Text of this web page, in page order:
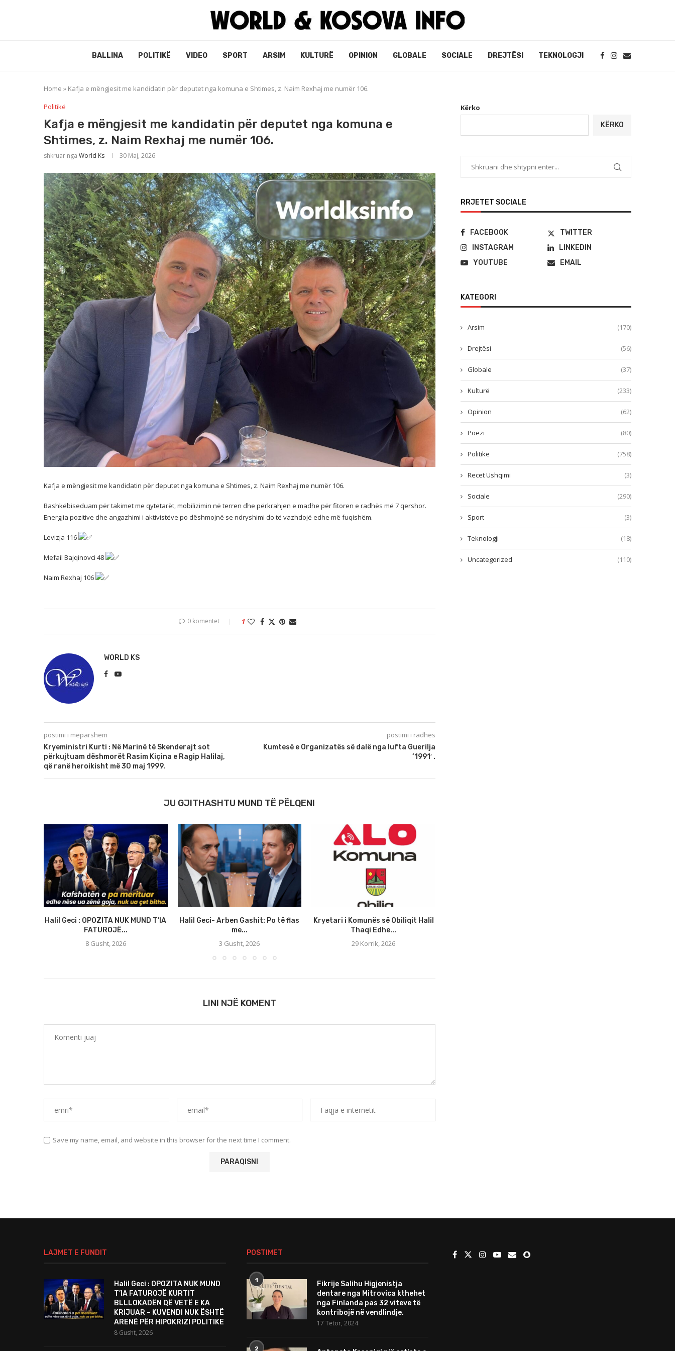
BALLINA POLITIKË VIDEO SPORT ARSIM KULTURË OPINION GLOBALE SOCIALE DREJTËSI TEKNOLOGJI
Home » Kafja e mëngjesit me kandidatin për deputet nga komuna e Shtimes, z. Naim Rexhaj me numër 106.
Politikë
Kafja e mëngjesit me kandidatin për deputet nga komuna e
Shtimes, z. Naim Rexhaj me numër 106.
shkruar nga World Ks 30 Maj, 2026
Kafja e mëngjesit me kandidatin për deputet nga komuna e Shtimes, z. Naim Rexhaj me numër 106.
Bashkëbiseduam për takimet me qytetarët, mobilizimin në terren dhe përkrahjen e madhe për fitoren e radhës më 7 qershor.
Energjia pozitive dhe angazhimi i aktivistëve po dëshmojnë se ndryshimi do të vazhdojë edhe më fuqishëm.
Levizja 116
Mefail Bajqinovci 48
Naim Rexhaj 106
0 komentet 1
WORLD KS
postimi i mëparshëm
Kryeministri Kurti : Në Marinë të Skenderajt sot
përkujtuam dëshmorët Rasim Kiçina e Ragip Halilaj,
që ranë heroikisht më 30 maj 1999.
postimi i radhës
Kumtesë e Organizatës së dalë nga lufta Guerilja
‘1991′ .
JU GJITHASHTU MUND TË PËLQENI
Halil Geci : OPOZITA NUK MUND T’IA
FATUROJË...
8 Gusht, 2026
Halil Geci- Arben Gashit: Po të flas
me...
3 Gusht, 2026
Kryetari i Komunës së Obiliqit Halil
Thaqi Edhe...
29 Korrik, 2026
LINI NJË KOMENT
Save my name, email, and website in this browser for the next time I comment.
Kërko
KËRKO
RRJETET SOCIALE
FACEBOOK
TWITTER
INSTAGRAM
LINKEDIN
YOUTUBE
EMAIL
KATEGORI
Arsim (170)
Drejtësi (56)
Globale (37)
Kulturë (233)
Opinion (62)
Poezi (80)
Politikë (758)
Recet Ushqimi (3)
Sociale (290)
Sport (3)
Teknologji (18)
Uncategorized (110)
LAJMET E FUNDIT
Halil Geci : OPOZITA NUK MUND
T’IA FATUROJË KURTIT
BLLLOKADËN QË VETË E KA
KRIJUAR – KUVENDI NUK ËSHTË
ARENË PËR HIPOKRIZI POLITIKE
8 Gusht, 2026
POSTIMET
1
Fikrije Salihu Higjenistja
dentare nga Mitrovica kthehet
nga Finlanda pas 32 viteve të
kontribojë në vendlindje.
17 Tetor, 2024
2